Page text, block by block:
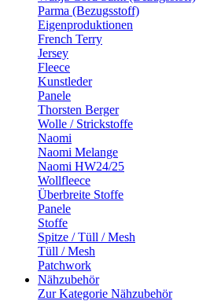
Parma (Bezugsstoff)
Eigenproduktionen
French Terry
Jersey
Fleece
Kunstleder
Panele
Thorsten Berger
Wolle / Strickstoffe
Naomi
Naomi Melange
Naomi HW24/25
Wollfleece
Überbreite Stoffe
Panele
Stoffe
Spitze / Tüll / Mesh
Tüll / Mesh
Patchwork
Nähzubehör
Zur Kategorie Nähzubehör